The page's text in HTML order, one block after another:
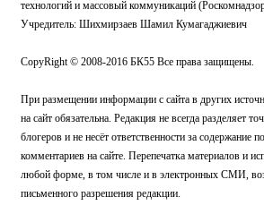
технологий и массовый коммуникаций
Учредитель: Шихмирзаев Шамил Кумагаджиевич
CopyRight © 2008-2016 БК55 Все права защищены.
При размещении информации с сайта в других
на сайт обязательна. Редакция не всегда разделяет
блогеров и не несёт ответственности за содержание
комментариев на сайте. Перепечатка материалов и
любой форме, в том числе и в электронных СМИ,
письменного разрешения редакции.